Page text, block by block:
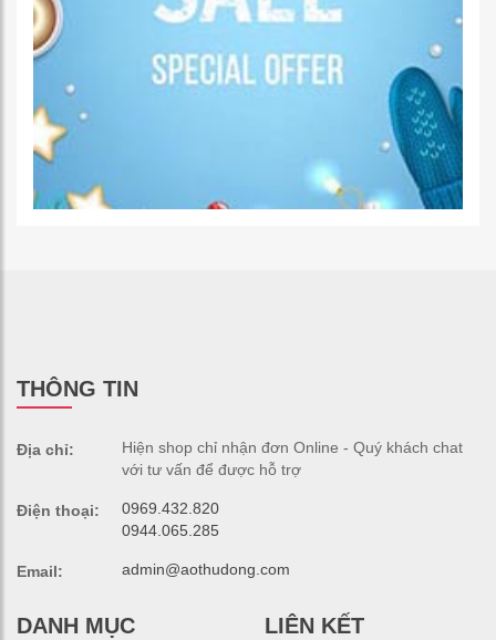
THÔNG TIN
Địa chỉ:
Hiện shop chỉ nhận đơn Online - Quý khách chat
với tư vấn để được hỗ trợ
Điện thoại:
0969.432.820
0944.065.285
Email: admin@aothudong.com
DANH MỤC LIÊN KẾT